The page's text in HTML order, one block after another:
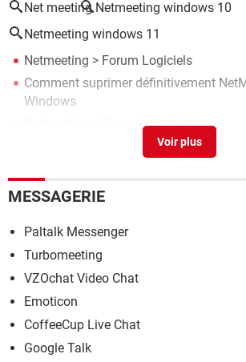
Net meeting Netmeeting windows 10
Netmeeting windows 11
Netmeeting > Forum Logiciels
Comment suprimer définitivement
Windows
Forum Windows
Forum Windows
MESSAGERIE
Paltalk Messenger
Turbomeeting
VZOchat Video Chat
Emoticon
CoffeeCup Live Chat
Google Talk